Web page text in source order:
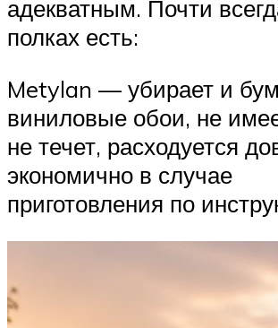
адекватным. Почти
полках есть:
Metylan — убирает и
виниловые обои, не
не течет, расходуется
экономично в случае
приготовления по